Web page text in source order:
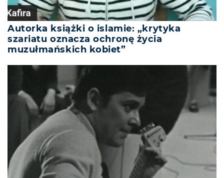
Autorka książki o islamie: „krytyka
szariatu oznacza ochronę życia
muzułmańskich kobiet”